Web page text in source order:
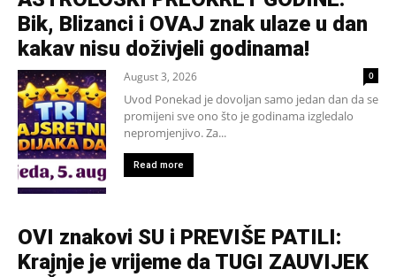
Bik, Blizanci i OVAJ znak ulaze u dan
kakav nisu doživjeli godinama!
August 3, 2026 0
Uvod Ponekad je dovoljan samo jedan dan da se
promijeni sve ono što je godinama izgledalo
nepromjenjivo. Za...
Read more
OVI znakovi SU i PREVIŠE PATILI:
Krajnje je vrijeme da TUGI ZAUVIJEK